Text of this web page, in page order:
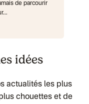
de parcourir
idées
actualités les plus
chouettes et de